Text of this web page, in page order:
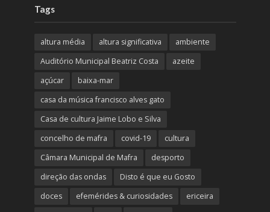
Tags
altura média altura significativa
ambiente
Auditório Municipal Beatriz Costa
azeite
açúcar
baixa-mar
casa da música francisco alves gato
Casa de cultura Jaime Lobo e Silva
concelho de mafra
covid-19
cultura
Câmara Municipal de Mafra
desporto
direção das ondas
Disto é que eu Gosto
doces
efemérides & curiosidades
ericeira